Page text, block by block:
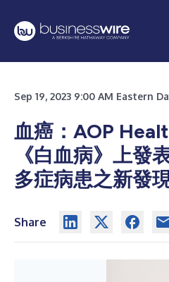
Sep 19, 2023 9:00 AM Eastern
血癌：AOP
《白血病》上發
多症病患之新發
Share